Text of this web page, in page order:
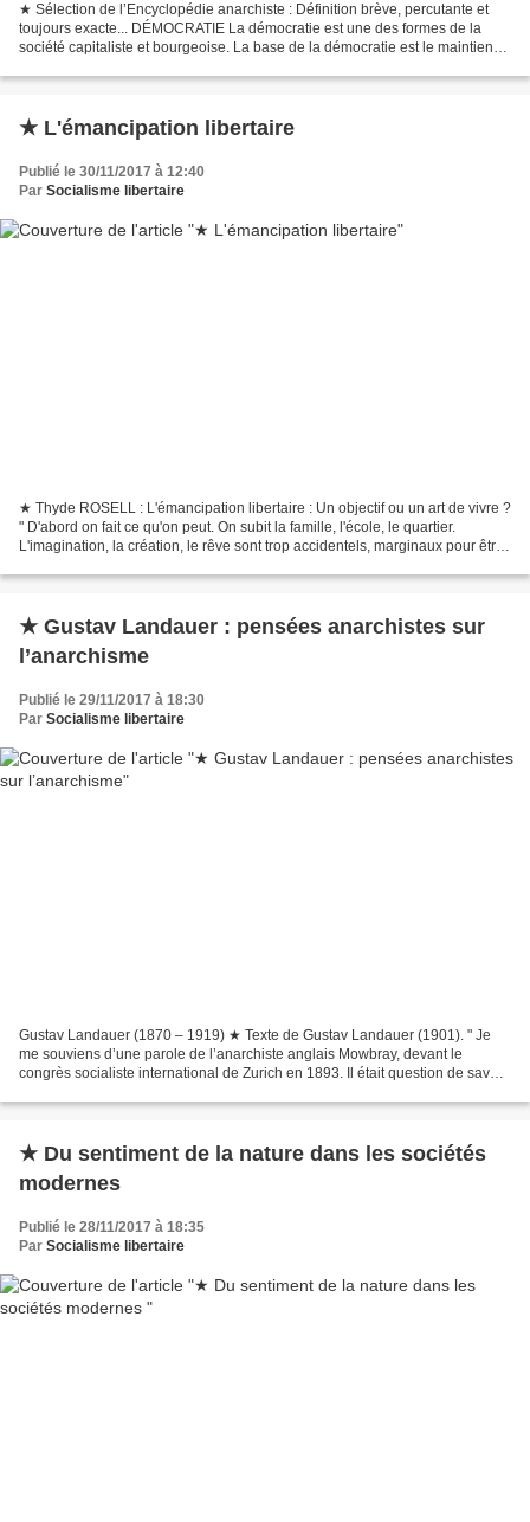
★ Sélection de l’Encyclopédie anarchiste : Définition brève, percutante et
toujours exacte... DÉMOCRATIE La démocratie est une des formes de la
société capitaliste et bourgeoise. La base de la démocratie est le maintien
★ L'émancipation libertaire
Publié le 30/11/2017 à 12:40
Par Socialisme libertaire
★ Thyde ROSELL : L'émancipation libertaire : Un objectif ou un art de vivre ?
" D'abord on fait ce qu'on peut. On subit la famille, l'école, le quartier.
L'imagination, la création, le rêve sont trop accidentels, marginaux pour être
★ Gustav Landauer : pensées anarchistes sur
l’anarchisme
Publié le 29/11/2017 à 18:30
Par Socialisme libertaire
Gustav Landauer (1870 – 1919) ★ Texte de Gustav Landauer (1901). " Je
me souviens d’une parole de l’anarchiste anglais Mowbray, devant le
congrès socialiste international de Zurich en 1893. Il était question de savoir
★ Du sentiment de la nature dans les sociétés
modernes
Publié le 28/11/2017 à 18:35
Par Socialisme libertaire